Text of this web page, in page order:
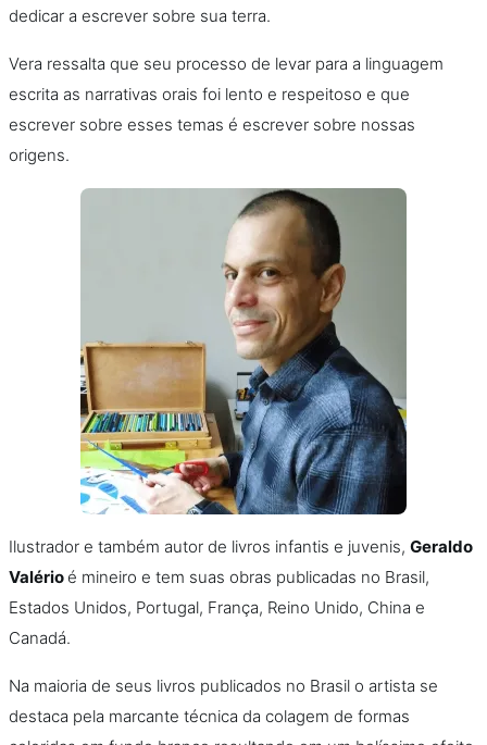
dedicar a escrever sobre sua terra.
Vera ressalta que seu processo de levar para a linguagem
escrita as narrativas orais foi lento e respeitoso e que
escrever sobre esses temas é escrever sobre nossas
origens.
Ilustrador e também autor de livros infantis e juvenis, Geraldo
Valérioé mineiro e tem suas obras publicadas no Brasil,
Estados Unidos, Portugal, França, Reino Unido, China e
Canadá.
Na maioria de seus livros publicados no Brasil o artista se
destaca pela marcante técnica da colagem de formas